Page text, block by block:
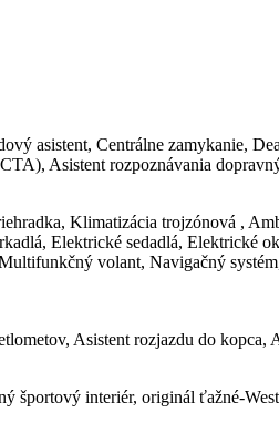
asistent, Centrálne zamykanie,
Asistent rozpoznávania
Klimatizácia trojzónová ,
Elektrické sedadlá, Elektrické
volant, Navigačný
Asistent rozjazdu do
športový interiér, originál ťažné-